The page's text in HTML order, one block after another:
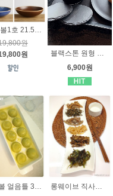
담소 볼1호 21.5cm - 국내산 고급 도자기 - 5가지 색깔 - 요리접시, 메인접시,카레접시, 파스타접시
원
원
블랙스톤 원형 컵받침 - 6가지 사이즈 -바오스톤 에피타이저접시, 피자접시, 점판암 플레이트 돌접시 요리접시
6,900원
미니볼 얼음틀 3cm (2가지사이즈-빅볼얼음틀, 공모양 얼음 트레이- 빅볼얼음몰드, 미니볼도있어요)~ 왕볼 - 2가지사이즈
롱웨이브 직사각접시 [오븐용 고급 도자기] hp1683